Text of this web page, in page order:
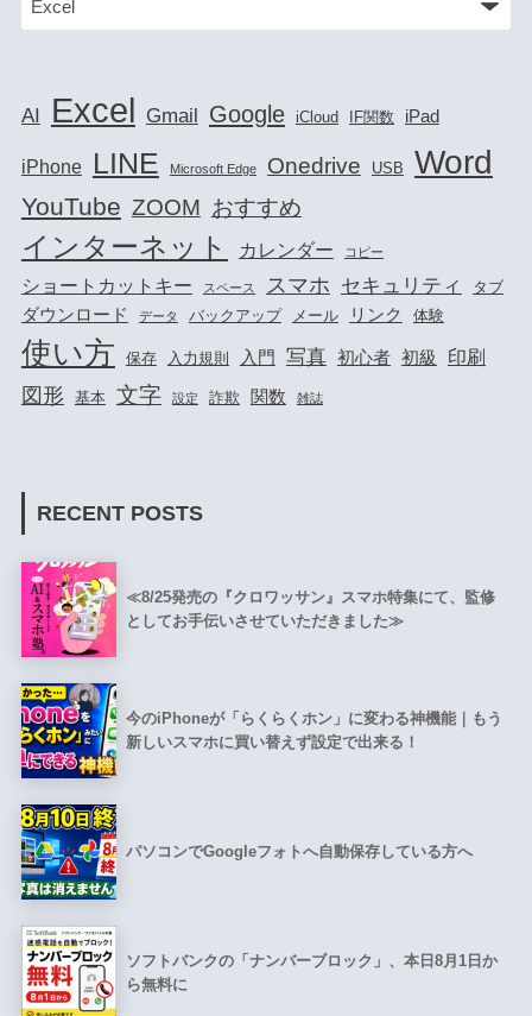
AI Excel Gmail Google iCloud IF関数 iPad
iPhone LINE Microsoft Edge Onedrive USB Word
YouTube ZOOM おすすめ
インターネット カレンダー コピー
ショートカットキー スペース スマホ セキュリティ タブ
ダウンロード データ バックアップ メール リンク 体験
使い方 保存 入力規則 入門 写真 初心者 初級 印刷
図形 基本 文字 設定 詐欺 関数 雑誌
RECENT POSTS
≪8/25発売の『クロワッサン』スマホ特集にて、監修
としてお手伝いさせていただきました≫
今のiPhoneが「らくらくホン」に変わる神機能｜もう
新しいスマホに買い替えず設定で出来る！
パソコンでGoogleフォトへ自動保存している方へ
ソフトバンクの「ナンバーブロック」、本日8月1日か
ら無料に